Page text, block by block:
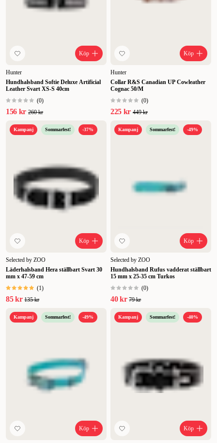
Köp
Hunter
Hundhalsband Softie Deluxe Artificial
Leather Svart XS-S 40cm
(0)
156 kr 260 kr
Köp
Hunter
Collar R&S Canadian UP Cowleather
Cognac 50/M
(0)
225 kr 449 kr
Kampanj Sommarfest! -37%
Köp
Selected by ZOO
Läderhalsband Hera ställbart Svart 30
mm x 47-59 cm
(1)
85 kr 135 kr
Kampanj Sommarfest! -49%
Köp
Selected by ZOO
Hundhalsband Rufus vadderat ställbart
15 mm x 25-35 cm Turkos
(0)
40 kr 79 kr
Kampanj Sommarfest! -49%
Köp
Kampanj Sommarfest! -40%
Köp